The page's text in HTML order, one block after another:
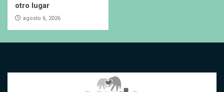
otro lugar
agosto 6, 2026